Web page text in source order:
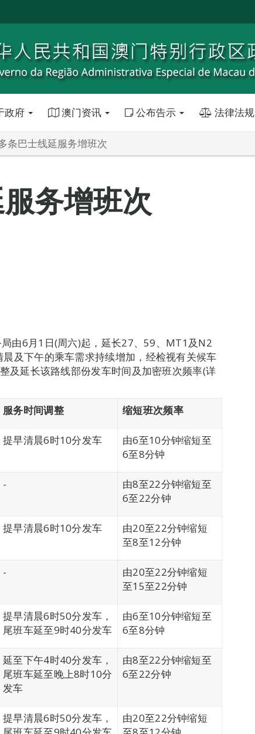
政府 澳门资讯 公布告示 法律法规
条巴士线延服务增班次
务增班次
由6月1日(周六)起，延长27、59、MT1及N2
及下午的乘车需求持续增加，经检视有关候车
及延长该路线部份发车时间及加密班次频率(详
服务时间调整 缩短班次频率
提早清晨6时10分发车
由6至10分钟缩短至
6至8分钟
-
由8至22分钟缩短至
6至22分钟
提早清晨6时10分发车
由20至22分钟缩短
至8至12分钟
-
由20至22分钟缩短
至15至22分钟
提早清晨6时50分发车，
尾班车延至9时40分发车
由6至10分钟缩短至
6至8分钟
延至下午4时40分发车，
尾班车延至晚上8时10分
发车
由8至22分钟缩短至
6至22分钟
提早清晨6时50分发车，
由20至22分钟缩短